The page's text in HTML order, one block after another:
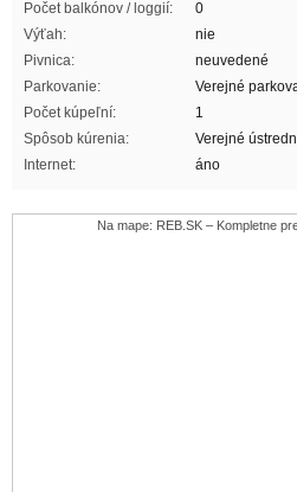
Počet balkónov / loggií:
0
Výťah:
nie
Pivnica:
neuvedené
Parkovanie:
Verejné
Počet kúpeľní:
1
Spôsob kúrenia:
Verejné
Internet:
áno
Na mape: REB.SK – Kompletne